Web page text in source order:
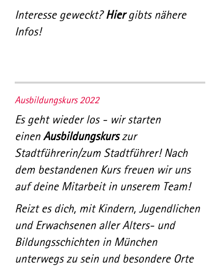
Interesse geweckt?Hiergibts nähere
Infos!
Ausbildungskurs 2022
Es geht wieder los - wir starten
einenAusbildungskurszur
Stadtführerin/zum Stadtführer! Nach
dem bestandenen Kurs freuen wir uns
auf deine Mitarbeit in unserem Team!
Reizt es dich, mit Kindern, Jugendlichen
und Erwachsenen aller Alters- und
Bildungsschichten in München
unterwegs zu sein und besondere Orte